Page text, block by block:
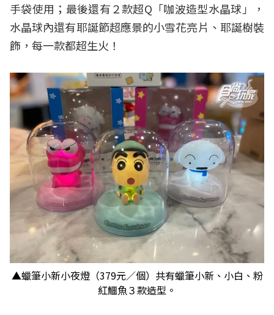
手袋使用；最後還有２款超Q「咖波造型水晶球」，
水晶球內還有耶誕節超應景的小雪花亮片、耶誕樹裝
飾，每一款都超生火！
▲蠟筆小新小夜燈（379元／個）共有蠟筆小新、小白、粉
紅鱷魚３款造型。